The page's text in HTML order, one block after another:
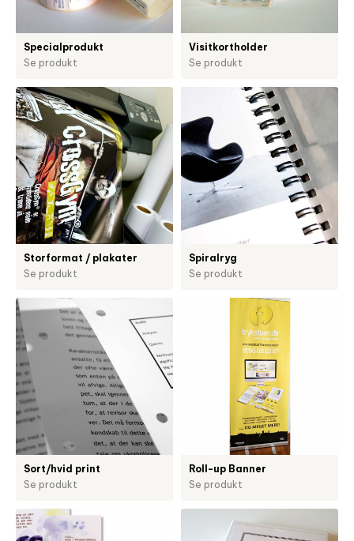
Specialprodukt
Se produkt
Visitkortholder
Se produkt
Storformat / plakater
Se produkt
Spiralryg
Se produkt
Sort/hvid print
Se produkt
Roll-up Banner
Se produkt